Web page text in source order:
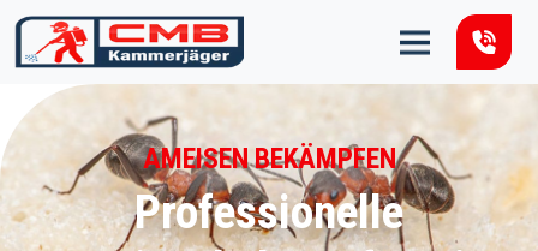
Zum Inhalt springen
AMEISEN BEKÄMPFEN
Professionelle